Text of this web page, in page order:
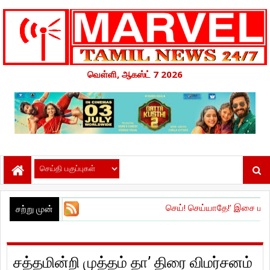
வெள்ளி, ஆகஸ்ட் 7 2026
சற்று முன் செய்! செய்யாதே!’ இசை மற்றும் டிரெய்லர்
சத்தமின்றி முத்தம் தா’ திரை விமர்சனம்